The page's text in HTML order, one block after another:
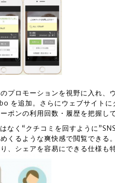
プロモーションを視野に入れ、
を追加。さらにウェブサイトに
ポンの利用回数・履歴を把握し
なく“クチコミを回すように
くるような爽快感で閲覧できる
、シェアを容易にできる仕様も特